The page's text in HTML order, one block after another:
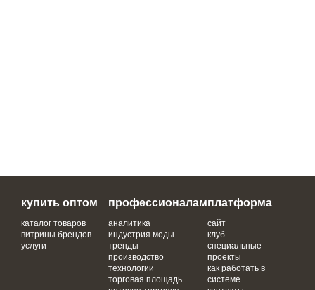
купить оптом
каталог товаров
витрины брендов
услуги
профессионалам
аналитика
индустрия моды
тренды
производство
технологии
торговая площадь
платформа
сайт
клуб
специальные
проекты
как работать в
системе